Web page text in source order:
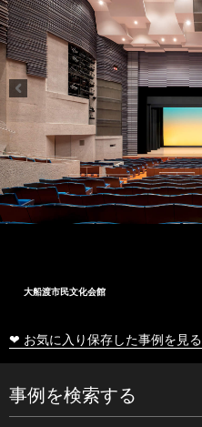
大船渡市民文化会館
❤ お気に入り保存した事例を見る
事例を検索する